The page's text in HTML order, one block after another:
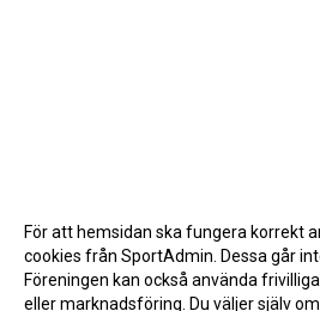
För att hemsidan ska fungera korrekt
cookies från SportAdmin. Dessa går
Föreningen kan också använda
eller marknadsföring. Du väljer själv